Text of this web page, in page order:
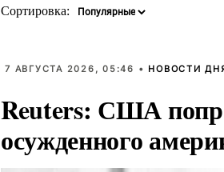
Сортировка:
7 АВГУСТА 2026, 05:46 • НОВОСТИ
Reuters: США
осужденного